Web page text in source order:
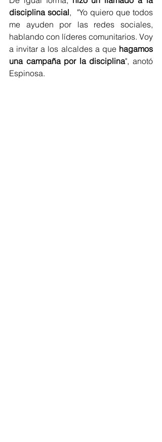
disciplina social,  "Yo quiero que todos
me ayuden por las redes sociales,
hablando con líderes comunitarios. Voy
a invitar a los alcaldes a que hagamos
una campaña por la disciplina", anotó
Espinosa.